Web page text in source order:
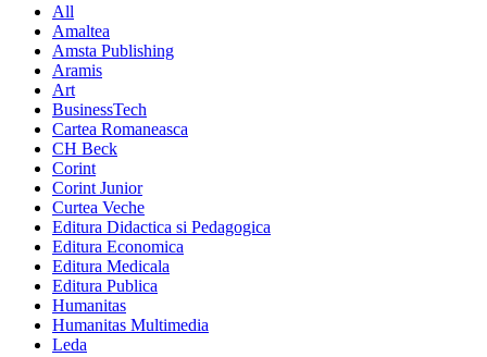
All
Amaltea
Amsta Publishing
Aramis
Art
BusinessTech
Cartea Romaneasca
CH Beck
Corint
Corint Junior
Curtea Veche
Editura Didactica si Pedagogica
Editura Economica
Editura Medicala
Editura Publica
Humanitas
Humanitas Multimedia
Leda